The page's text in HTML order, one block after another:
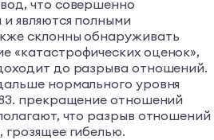
что совершенно
являются полными
склонны обнаруживать
«катастрофических оценок»,
до разрыва отношений.
нормального уровня
прекращение отношений
что разрыв отношений
грозящее гибелью.